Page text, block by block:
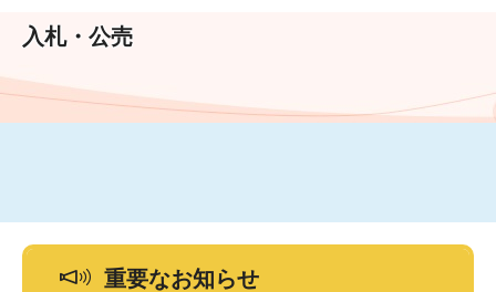
文
入札・公売
重要なお知らせ